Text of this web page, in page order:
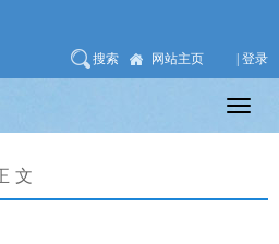
搜索 网站主页 | 登录
文